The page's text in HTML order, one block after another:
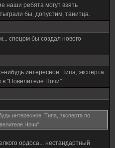
наши ребята могут взять
бы, допустим, танитца.
спецом бы создал нового
нибудь интересное. Типа, эксперта
"Повелителе Ночи".
интересное. Типа, эксперта по
Ночи".
ордоса... нестандартный